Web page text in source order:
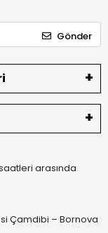
Gönder
arasında
Çamdibi – Bornova